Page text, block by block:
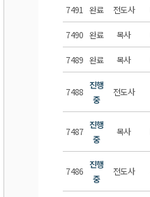
7491 완료 전도사
7490 완료 목사
7489 완료 목사
7488
진행
중
전도사
7487
진행
중
목사
7486
진행
중
전도사